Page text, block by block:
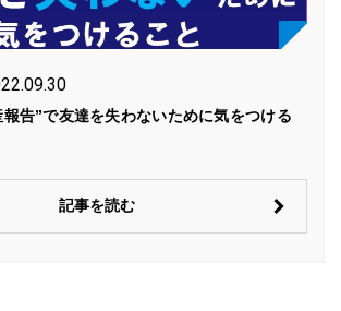
報告”で友達を失わないために気をつける
記事を読む